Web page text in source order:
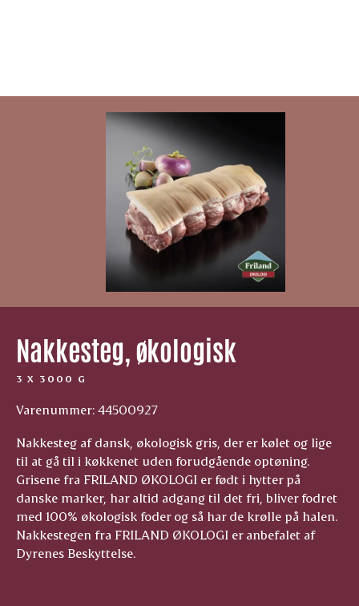
Nakkesteg, økologisk
3 X 3000 G
Varenummer: 44500927
Nakkesteg af dansk, økologisk gris, der er kølet og lige
til at gå til i køkkenet uden forudgående optøning.
Grisene fra FRILAND ØKOLOGI er født i hytter på
danske marker, har altid adgang til det fri, bliver fodret
med 100% økologisk foder og så har de krølle på halen.
Nakkestegen fra FRILAND ØKOLOGI er anbefalet af
Dyrenes Beskyttelse.